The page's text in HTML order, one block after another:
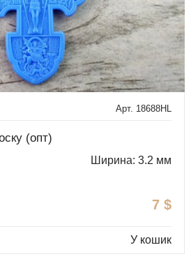
Арт. 18688HL
(опт)
Ширина: 3.2 мм
7 $
У кошик